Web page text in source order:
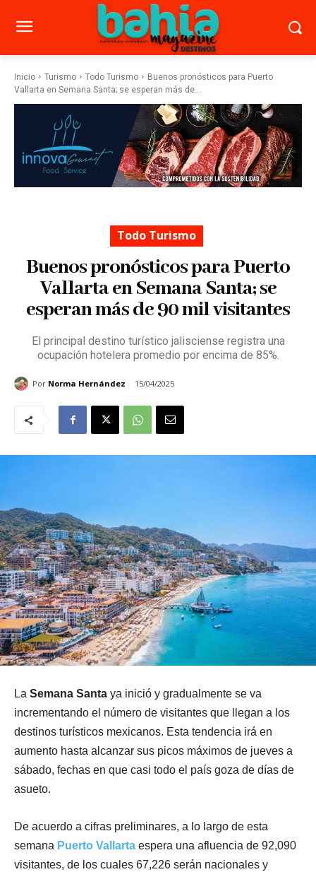
Inicio Turismo Todo Turismo
Buenos pronósticos para Puerto
Vallarta en Semana Santa; se esperan más de...
Todo Turismo
Buenos pronósticos para Puerto
Vallarta en Semana Santa; se
esperan más de 90 mil visitantes
El principal destino turístico jalisciense registra una
ocupación hotelera promedio por encima de 85%.
Por Norma Hernández 15/04/2025
La Semana Santa ya inició y gradualmente se va
incrementando el número de visitantes que llegan a los
destinos turísticos mexicanos. Esta tendencia irá en
aumento hasta alcanzar sus picos máximos de jueves a
sábado, fechas en que casi todo el país goza de días de
asueto.
De acuerdo a cifras preliminares, a lo largo de esta
semana Puerto Vallarta espera una afluencia de 92,090
visitantes, de los cuales 67,226 serán nacionales y